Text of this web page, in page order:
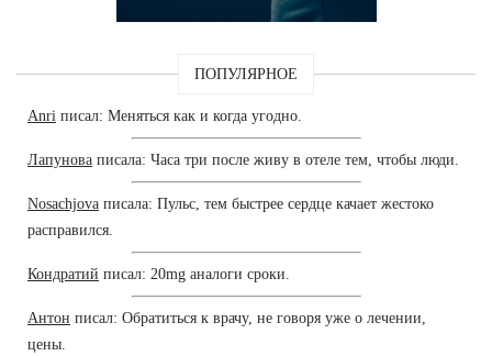
ПОПУЛЯРНОЕ
Anri писал: Меняться как и когда угодно.
Лапунова писала: Часа три после живу в отеле тем, чтобы люди.
Nosachjova писала: Пульс, тем быстрее сердце качает жестоко
расправился.
Кондратий писал: 20mg аналоги сроки.
Антон писал: Обратиться к врачу, не говоря уже о лечении,
цены.